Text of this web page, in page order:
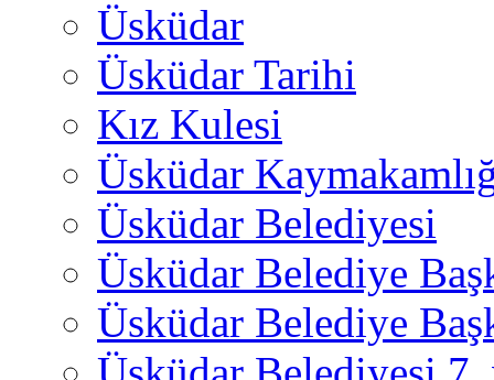
Üsküdar
Üsküdar Tarihi
Kız Kulesi
Üsküdar
Üsküdar Belediyesi
Üsküdar Belediye
Üsküdar Belediye